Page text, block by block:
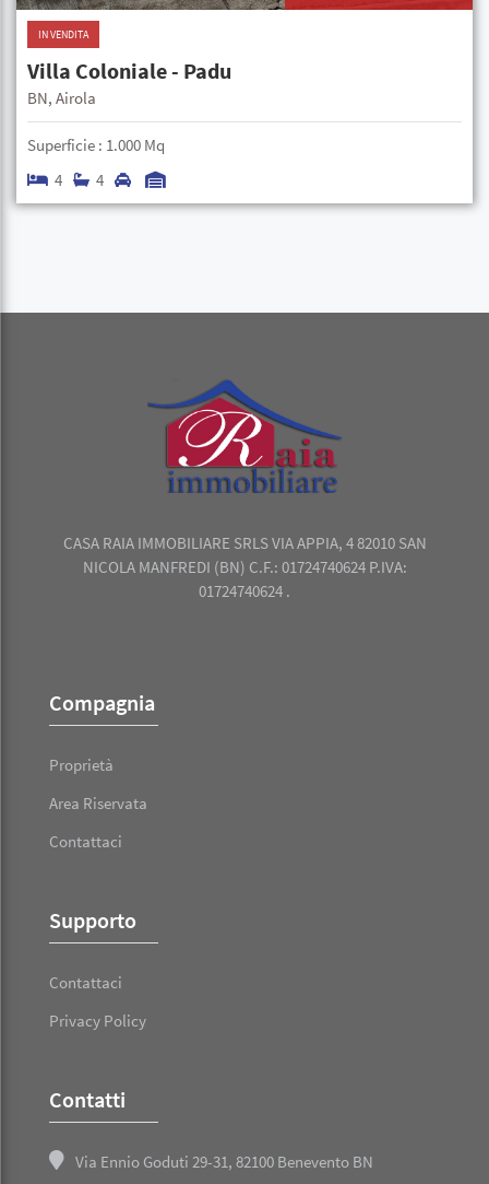
IN VENDITA
Villa Coloniale - Padu
BN, Airola
Superficie : 1.000 Mq
4
4
CASA RAIA IMMOBILIARE SRLS VIA APPIA, 4 82010 SAN
NICOLA MANFREDI (BN) C.F.: 01724740624 P.IVA:
01724740624 .
Compagnia
Proprietà
Area Riservata
Contattaci
Supporto
Contattaci
Privacy Policy
Contatti
Via Ennio Goduti 29-31, 82100 Benevento BN